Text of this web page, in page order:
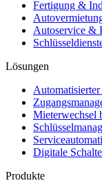
Fertigung &
Autoservice &
Lösungen
Mieterwechsel
Digitale
Produkte